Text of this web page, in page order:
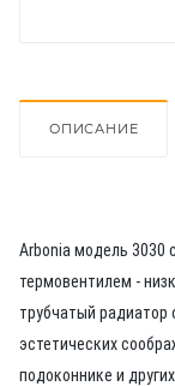
ОПИСАНИЕ
Arbonia модель 3030
термовентилем -
трубчатый радиатор
эстетических
подоконнике и